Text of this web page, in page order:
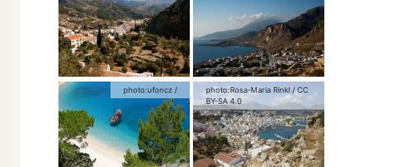
photo:ufoncz / photo:Rosa-Maria Rinkl /CC
BY-SA 4.0